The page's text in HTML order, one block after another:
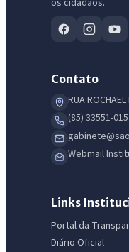
Contato
RUA
(85) 33551-015
Webmail
Links
Portal da
Diário Oficial